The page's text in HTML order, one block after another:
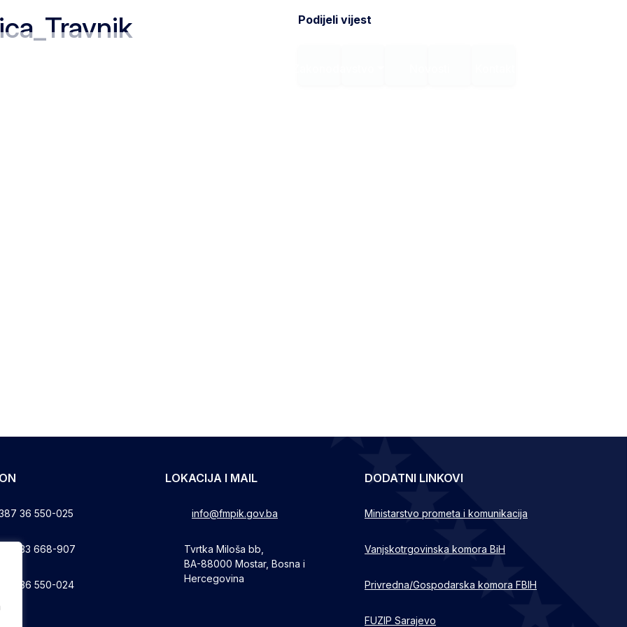
Podijeli vijest
36 550-025
33 668-907
36 550-024
LOKACIJA I MAIL
info@fmpik.gov.ba
Tvrtka Miloša bb,
BA-88000 Mostar, Bosna i
Hercegovina
DODATNI LINKOVI
Ministarstvo prometa i komunikacija
Vanjskotrgovinska komora BiH
Privredna/Gospodarska komora FBIH
FUZIP Sarajevo